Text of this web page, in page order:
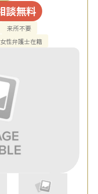
談無料
来所不要
女性弁護士在籍